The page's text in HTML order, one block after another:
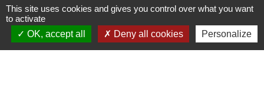
This site uses cookies and gives you control over what you want
to activate
OK, accept all
Deny all cookies Personalize